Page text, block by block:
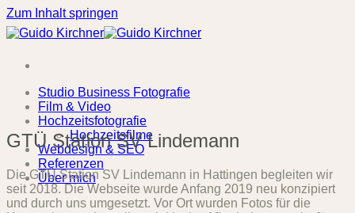
Zum Inhalt springen
Studio Business Fotografie
Film & Video
Hochzeitsfotografie
Hochzeitsfilme
Webdesign & SEO
Referenzen
Über mich
GTÜ Station SV Lindemann
Die GTÜ Station SV Lindemann in Hattingen begleiten wir
seit 2018. Die Webseite wurde Anfang 2019 neu konzipiert
und durch uns umgesetzt. Vor Ort wurden Fotos für die